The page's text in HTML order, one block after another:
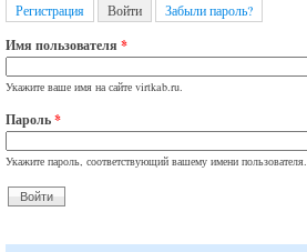
Главные вкладки
Регистрация Войти (активная вкладка)
Забыли пароль?
Имя пользователя *
Укажите ваше имя на сайте virtkab.ru.
Пароль*
Укажите пароль, соответствующий вашему имени пользователя.